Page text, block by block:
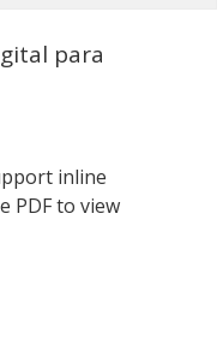
para
inline
PDF to view